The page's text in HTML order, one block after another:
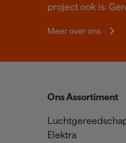
project ook is.
Meer over ons
Ons Assortiment
Elektra